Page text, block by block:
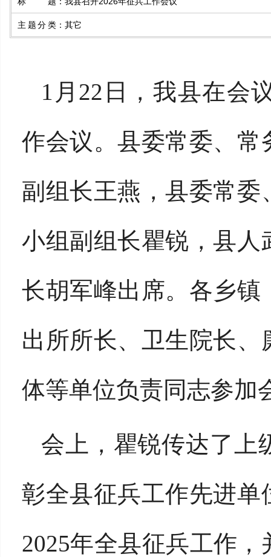
主题分类 ： 其它
1月22日，我县在会
作会议。县委常委、
副组长王燕，县委常
小组副组长瞿锐，县
长胡军峰出席。各乡
出所所长、卫生院长
体等单位负责同志参加
会上，瞿锐传达了上
彰全县征兵工作先进
2025年全县征兵工作